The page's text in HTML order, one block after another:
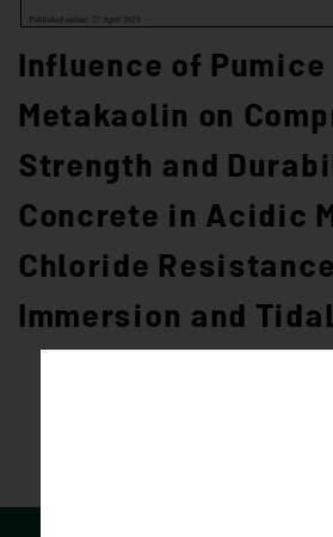
Influence of Pumice
Metakaolin on
Strength and
Concrete in Acidic
Chloride
Immersion and
https://doi.org/10.1007/